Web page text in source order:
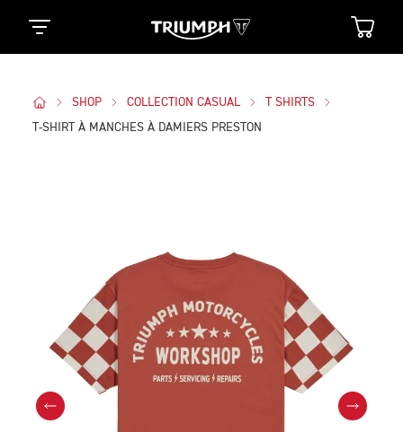
SHOP COLLECTION CASUAL
T SHIRTS
T-SHIRT À MANCHES À DAMIERS PRESTON